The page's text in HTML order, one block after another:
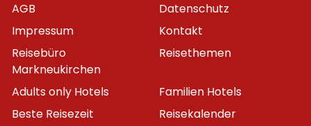
AGB
Datenschutz
Impressum
Kontakt
Reisebüro
Markneukirchen
Reisethemen
Adults only Hotels
Familien Hotels
Beste Reisezeit
Reisekalender